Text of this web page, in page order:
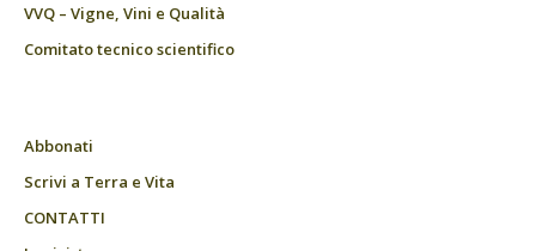
VVQ – Vigne, Vini e Qualità
Comitato tecnico scientifico
Abbonati
Scrivi a Terra e Vita
CONTATTI